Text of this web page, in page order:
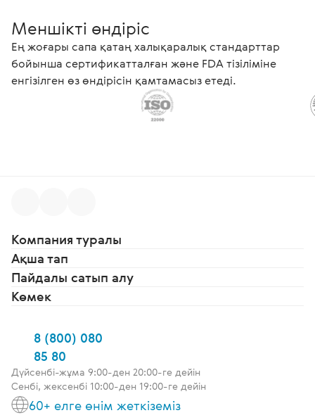
Меншікті өндіріс
Ең жоғары сапа қатаң халықаралық стандарттар
бойынша сертификатталған және FDA тізіліміне
енгізілген өз өндірісін қамтамасыз етеді.
Компания туралы
Ақша тап
Пайдалы сатып алу
Көмек
8 (800) 080
85 80
Дүйсенбі-жұма 9:00-ден 20:00-ге дейін
Сенбі, жексенбі 10:00-ден 19:00-ге дейін
60+ елге өнім жеткіземіз